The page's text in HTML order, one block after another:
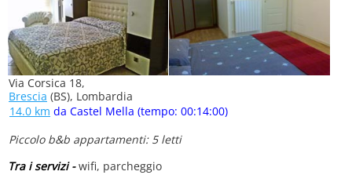
Via Corsica 18,
Brescia (BS), Lombardia
14.0 km da Castel Mella (tempo: 00:14:00)
Piccolo b&b appartamenti: 5 letti
Tra i servizi -wifi, parcheggio